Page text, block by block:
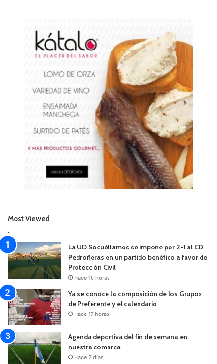
Most Viewed
La UD Socuéllamos se impone por 2-1 al CD
Pedroñeras en un partido benéfico a favor de
Protección Civil
Hace 10 horas
Ya se conoce la composición de los Grupos
de Preferente y el calendario
Hace 17 horas
Agenda deportiva del fin de semana en
nuestra comarca
Hace 2 días